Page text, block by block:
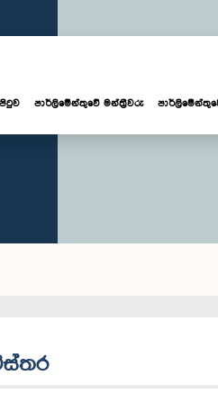
පාර්ලි‌මේන්තුවේ මන්ත්‍රීවරු